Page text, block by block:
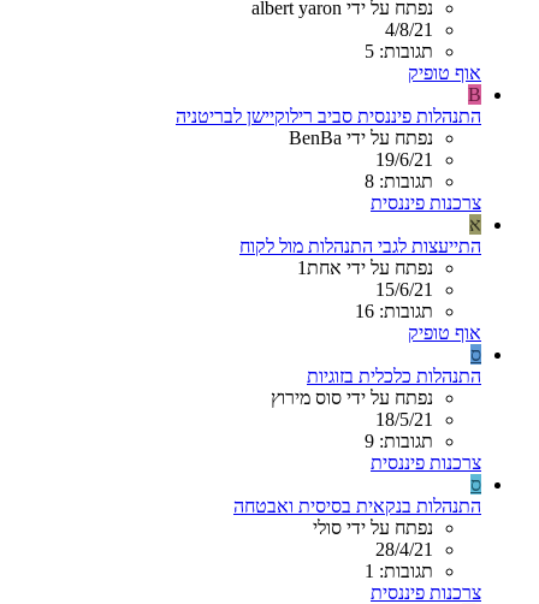
נפתח על ידי albert yaron
4/8/21
תגובות: 5
אוף טופיק
B
התנהלות פיננסית סביב רילוקיישן לבריטניה
נפתח על ידי BenBa
19/6/21
תגובות: 8
צרכנות פיננסית
א
התייעצות לגבי התנהלות מול לקוח
נפתח על ידי אחת1
15/6/21
תגובות: 16
אוף טופיק
ס
התנהלות כלכלית בזוגיות
נפתח על ידי סוס מירוץ
18/5/21
תגובות: 9
צרכנות פיננסית
ס
התנהלות בנקאית בסיסית ואבטחה
נפתח על ידי סולי
28/4/21
תגובות: 1
צרכנות פיננסית